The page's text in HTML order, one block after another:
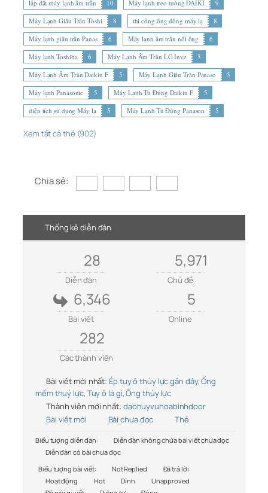
lắp đặt máy lạnh âm trần
10 Máy lạnh treo tường DAIKI
9
Máy Lạnh Giấu Trần Toshi
8 thi công ống đồng máy lạ
8
Máy lạnh giấu trần Panas
6 Máy lạnh âm trần nối ống
6
Máy lạnh Toshiba
6 Máy Lạnh Âm Trần LG Inve
5
Máy Lạnh Âm Trần Daikin F
5 Máy Lạnh Giấu Trần Panaso
5
Máy lạnh Panasonic
5 Máy Lạnh Tủ Đứng Daikin F
5
diện tích sử dụng Máy lạ
5 Máy Lạnh Tủ Đứng Panason 5
Xem tất cả thẻ (902)
Chia sẻ:
Thống kê diễn đàn
28
Diễn đàn
5,971
Chủ đề
6,346
Bài viết
5
Online
282
Các thành viên
Bài viết mới nhất: Ép tuy ô thủy lực gần đây, Ống
mềm thuỷ lực, Tuy ô là gì, Ống thủy lực
Thành viên mới nhất: daohuyvuhoabinhdoor
Bài viết mới
Bài chưa đọc Thẻ
Biểu tượng diễn đàn:
Diễn đàn không chứa bài viết chưa đọc
Diễn đàn có bài chưa đọc
Biểu tượng bài viết:
Not Replied
Đã trả lời
Hoạt động
Hot Dính
Unapproved